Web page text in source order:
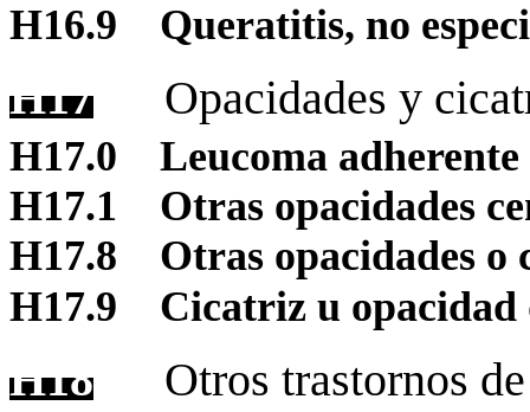
H16.9
Queratitis, no
H17 Opacidades y
H17.0
Leucoma adherente
H17.1
Otras opacidades
H17.8
Otras opacidades o
H17.9
Cicatriz u opacidad
H18 Otros trastornos